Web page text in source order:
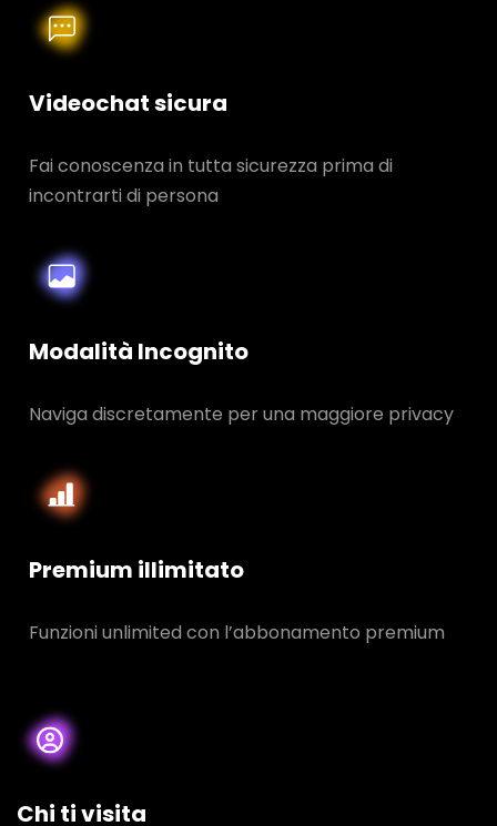
Videochat sicura
Fai conoscenza in tutta sicurezza prima di
incontrarti di persona
Modalità Incognito
Naviga discretamente per una maggiore privacy
Premium illimitato
Funzioni unlimited con l’abbonamento premium
Chi ti visita